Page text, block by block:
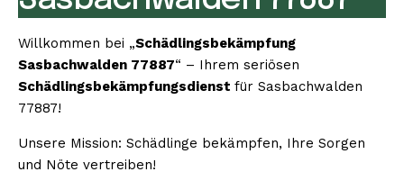
Willkommen bei „Schädlingsbekämpfung
Sasbachwalden 77887“ – Ihrem seriösen
Schädlingsbekämpfungsdienst für Sasbachwalden
77887!
Unsere Mission: Schädlinge bekämpfen, Ihre Sorgen
und Nöte vertreiben!